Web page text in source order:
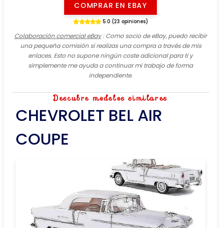
COMPRAR EN EBAY
5.0 (23 opiniones)
Colaboración comercial eBay: Como socio de eBay, puedo recibir
una pequeña comisión si realizas una compra a través de mis
enlaces. Esto no supone ningún coste adicional para ti y
simplemente me ayuda a continuar mi trabajo de forma
independiente.
Descubre modelos similares
CHEVROLET BEL AIR
COUPE